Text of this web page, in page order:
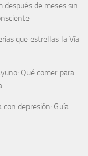
después de meses sin
que estrellas la Vía
Qué comer para
depresión: Guía